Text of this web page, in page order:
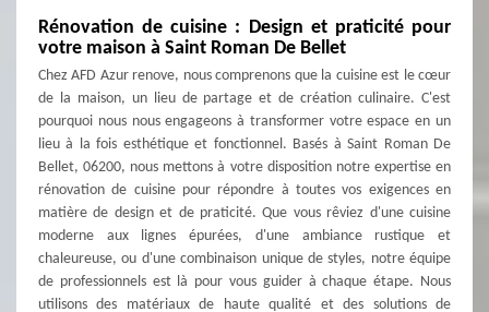
Rénovation de cuisine : Design et praticité pour
votre maison à Saint Roman De Bellet
Chez AFD Azur renove, nous comprenons que la cuisine est le cœur
de la maison, un lieu de partage et de création culinaire. C'est
pourquoi nous nous engageons à transformer votre espace en un
lieu à la fois esthétique et fonctionnel. Basés à Saint Roman De
Bellet, 06200, nous mettons à votre disposition notre expertise en
rénovation de cuisine pour répondre à toutes vos exigences en
matière de design et de praticité. Que vous rêviez d'une cuisine
moderne aux lignes épurées, d'une ambiance rustique et
chaleureuse, ou d'une combinaison unique de styles, notre équipe
de professionnels est là pour vous guider à chaque étape. Nous
utilisons des matériaux de haute qualité et des solutions de